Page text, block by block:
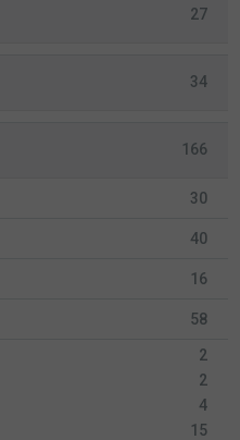
27
34
166
30
40
16
58
2
2
4
15